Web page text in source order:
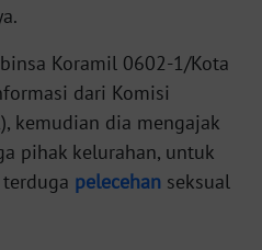
Koramil 0602-1/Kota
dari Komisi
kemudian dia mengajak
pihak kelurahan, untuk
pelecehan seksual